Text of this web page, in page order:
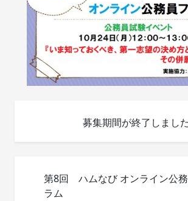
募集期間が終了しまし
第8回 ハムなび オンライン公
ラム